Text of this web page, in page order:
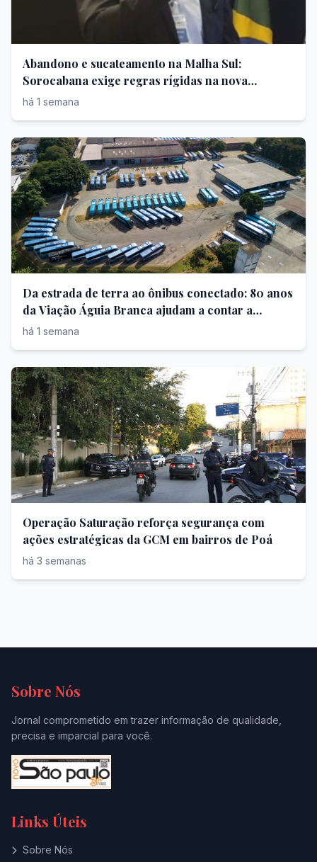
Abandono e sucateamento na Malha Sul:
Sorocabana exige regras rígidas na nova
concessão
há 1 semana
Da estrada de terra ao ônibus conectado: 80 anos
da Viação Águia Branca ajudam a contar a
evolução da mobilidade brasileira
há 1 semana
Operação Saturação reforça segurança com
ações estratégicas da GCM em bairros de Poá
há 3 semanas
Sobre Nós
Jornal comprometido em trazer informação de qualidade,
precisa e imparcial para você.
Links Úteis
Sobre Nós